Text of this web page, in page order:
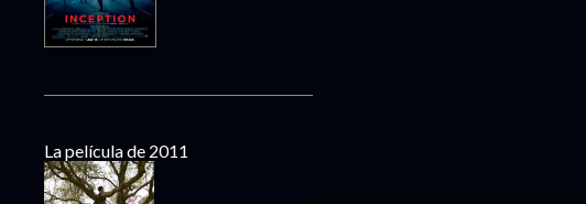
La película de 2011